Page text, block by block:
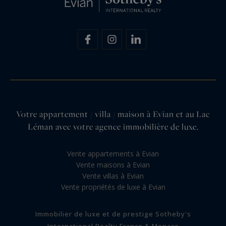
Votre appartement / villa / maison à Evian et au Lac
Léman avec votre agence immobilière de luxe.
Vente appartements à Evian
Vente maisons à Evian
Vente villas à Evian
Vente propriétés de luxe à Evian
Immobilier de luxe et de prestige Sotheby's